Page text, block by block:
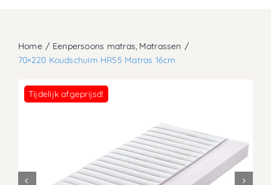
Home Eenpersoons matras Matrassen
70×220 Koudschuim HR55 Matras 16cm
Tijdelijk afgeprijsd!